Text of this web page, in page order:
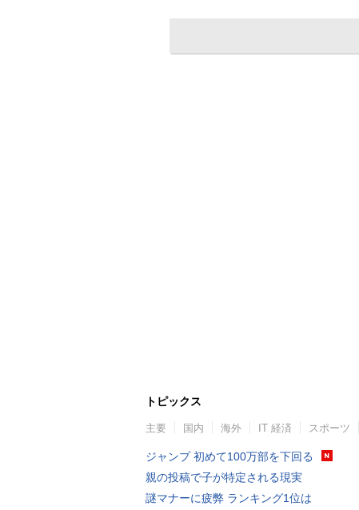
トピックス
主要 国内 海外 IT 経済 スポーツ
ジャンプ 初めて100万部を下回る
親の投稿で子が特定される現実
謎マナーに疲弊 ランキング1位は